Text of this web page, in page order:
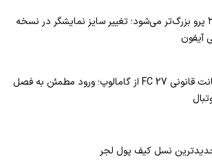
آیفون ۲۰ پرو بزرگ‌تر می‌شود؛ تغییر سایز نمایشگر در نسخه
خرید اکانت قانونی FC 27 از گامالوپ؛ ورود مطمئن به فصل
نسل کیف پول لجر